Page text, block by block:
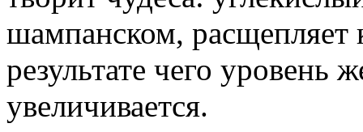
шампанском, расщепляет
результате чего уровень
увеличивается.